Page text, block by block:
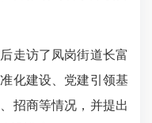
访了凤岗街道长富
化建设、党建引领基
招商等情况，并提出